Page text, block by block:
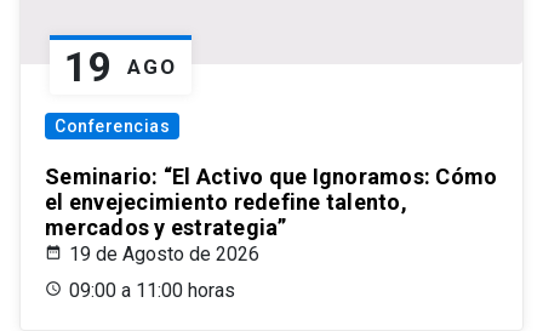
19 AGO
Conferencias
Seminario: “El Activo que Ignoramos: Cómo
el envejecimiento redefine talento,
mercados y estrategia”
19 de Agosto de 2026
09:00 a 11:00 horas